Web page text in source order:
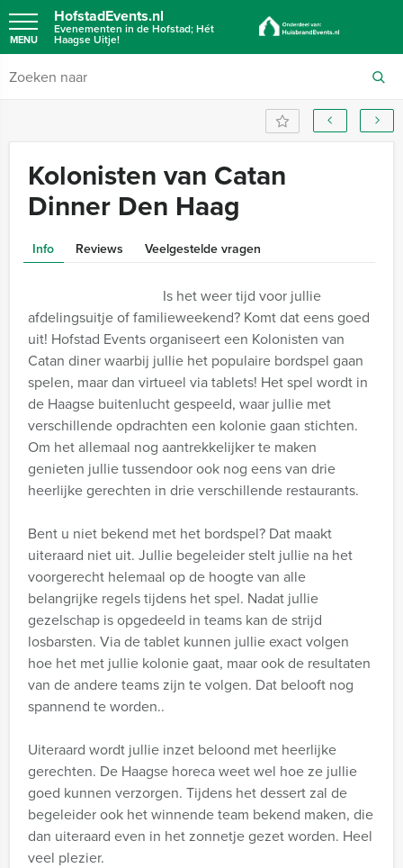
HofstadEvents.nl
Evenementen in de Hofstad; Hét
Haagse Uitje!
MENU
Kolonisten van Catan
Dinner Den Haag
Info Reviews Veelgestelde vragen
Is het weer tijd voor jullie
afdelingsuitje of familieweekend? Komt dat eens goed
uit! Hofstad Events organiseert een Kolonisten van
Catan diner waarbij jullie het populaire bordspel gaan
spelen, maar dan virtueel via tablets! Het spel wordt in
de Haagse buitenlucht gespeeld, waar jullie met
verschillende opdrachten een kolonie gaan stichten.
Om het allemaal nog aantrekkelijker te maken
genieten jullie tussendoor ook nog eens van drie
heerlijke gerechten in drie verschillende restaurants.
Bent u niet bekend met het bordspel? Dat maakt
uiteraard niet uit. Jullie begeleider stelt jullie na het
voorgerecht helemaal op de hoogte van alle
belangrijke regels tijdens het spel. Nadat jullie
gezelschap is opgedeeld in teams kan de strijd
losbarsten. Via de tablet kunnen jullie exact volgen
hoe het met jullie kolonie gaat, maar ook de resultaten
van de andere teams zijn te volgen. Dat belooft nog
spannend te worden..
Uiteraard wordt jullie inzet beloond met heerlijke
gerechten. De Haagse horeca weet wel hoe ze jullie
goed kunnen verzorgen. Tijdens het dessert zal de
begeleider ook het winnende team bekend maken, die
dan uiteraard even in het zonnetje gezet worden. Heel
veel plezier.